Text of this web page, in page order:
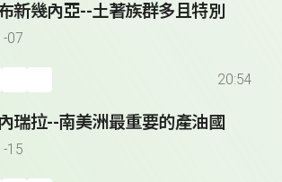
新幾內亞--土著族群多且特別
07
20:54
瑞拉--南美洲最重要的產油國
15